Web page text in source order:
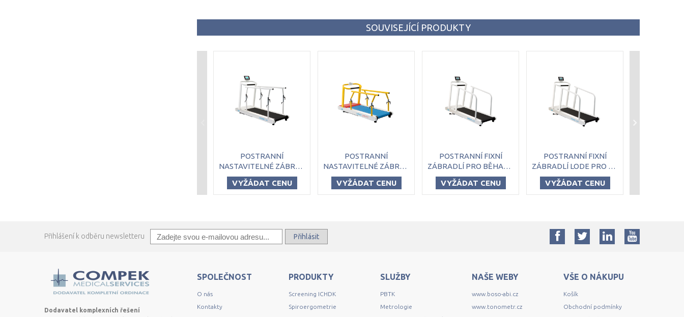
SOUVISEJÍCÍ PRODUKTY
POSTRANNÍ
NASTAVITELNÉ ZÁBRADLÍ PRO BĚHACÍ PÁS LODE VALIANT 2
VYŽÁDAT CENU
POSTRANNÍ
NASTAVITELNÉ ZÁBRADLÍ LODE PRO BĚHACÍ PÁS VALIANT 2 PEDIATRIC
VYŽÁDAT CENU
POSTRANNÍ FIXNÍ
ZÁBRADLÍ PRO BĚHACÍ PÁS LODE VALIANT 2 VALIANT 2 CPET
VYŽÁDAT CENU
POSTRANNÍ FIXNÍ
ZÁBRADLÍ LODE PRO PRO BĚHACÍ PÁS LODE VALIANT 2 CPET, PEDIATRIC
VYŽÁDAT CENU
Přihlášení k odběru newsletteru Přihlásit
Dodavatel komplexních řešení
SPOLEČNOST
O nás
Kontakty
PRODUKTY
Screening ICHDK
Spiroergometrie
SLUŽBY
PBTK
Metrologie
NAŠE WEBY
www.boso-abi.cz
www.tonometr.cz
VŠE O NÁKUPU
Košík
Obchodní podmínky